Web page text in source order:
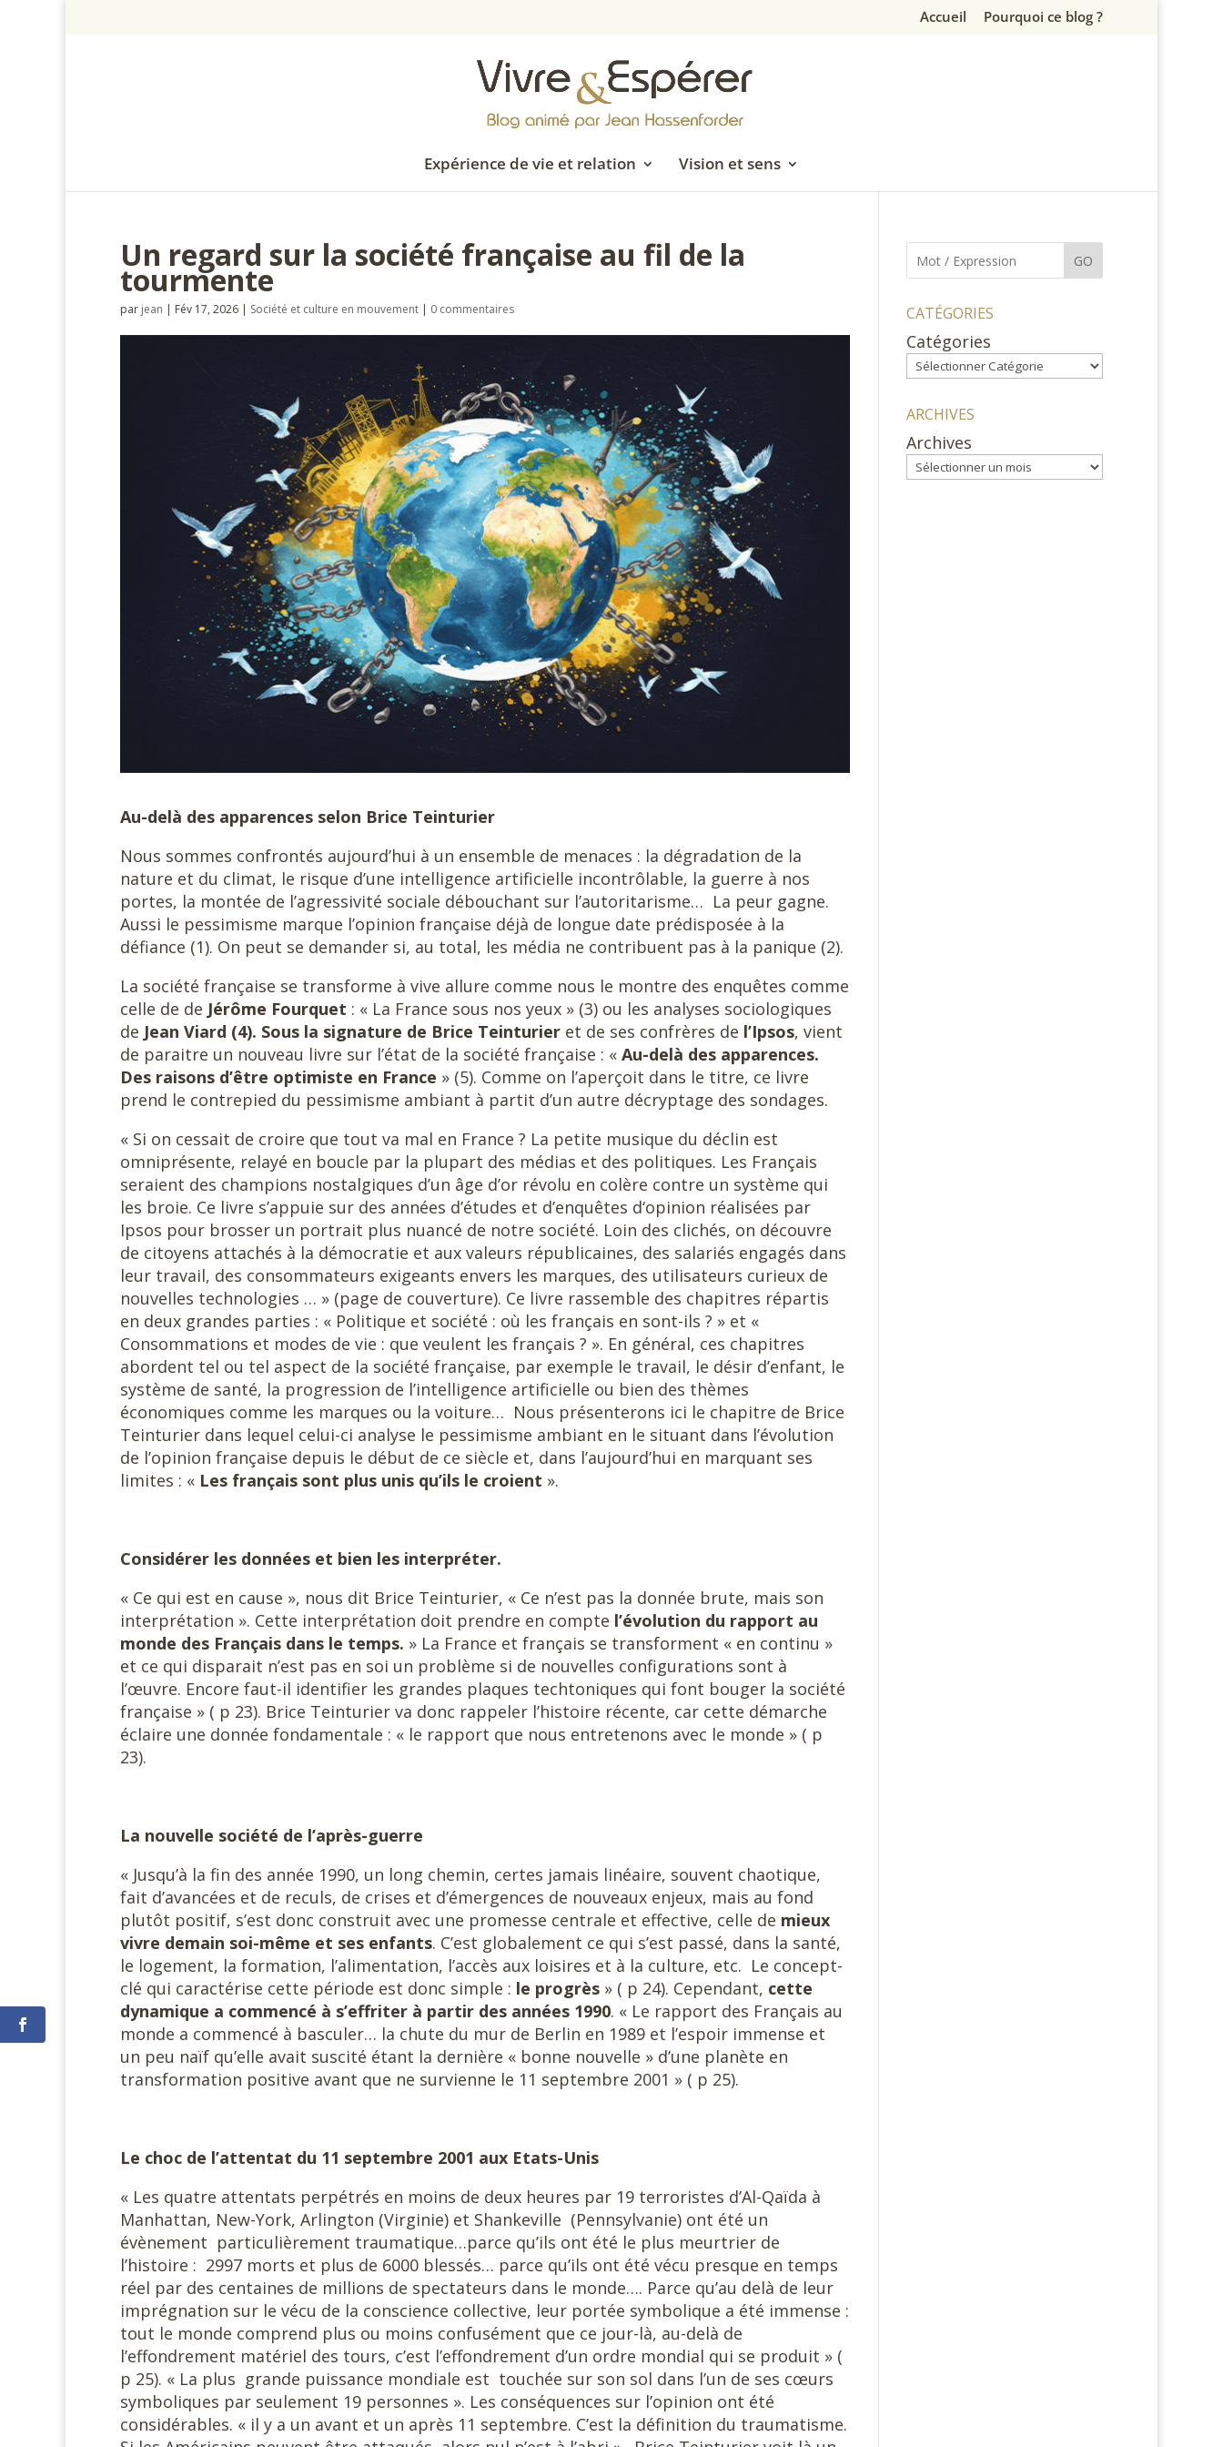
Accueil Pourquoi ce blog ?
Expérience de vie et relation Vision et sens
Un regard sur la société française au fil de la
tourmente
par jean | Fév 17, 2026 | Société et culture en mouvement | 0 commentaires
Au-delà des apparences selon Brice Teinturier
Nous sommes confrontés aujourd’hui à un ensemble de menaces : la dégradation de la
nature et du climat, le risque d’une intelligence artificielle incontrôlable, la guerre à nos
portes, la montée de l’agressivité sociale débouchant sur l’autoritarisme… La peur gagne.
Aussi le pessimisme marque l’opinion française déjà de longue date prédisposée à la
défiance (1). On peut se demander si, au total, les média ne contribuent pas à la panique (2).
La société française se transforme à vive allure comme nous le montre des enquêtes comme
celle de de Jérôme Fourquet : « La France sous nos yeux » (3) ou les analyses sociologiques
de Jean Viard (4). Sous la signature de Brice Teinturier et de ses confrères de l’Ipsos, vient
de paraitre un nouveau livre sur l’état de la société française : « Au-delà des apparences.
Des raisons d’être optimiste en France » (5). Comme on l’aperçoit dans le titre, ce livre
prend le contrepied du pessimisme ambiant à partit d’un autre décryptage des sondages.
« Si on cessait de croire que tout va mal en France ? La petite musique du déclin est
omniprésente, relayé en boucle par la plupart des médias et des politiques. Les Français
seraient des champions nostalgiques d’un âge d’or révolu en colère contre un système qui
les broie. Ce livre s’appuie sur des années d’études et d’enquêtes d‘opinion réalisées par
Ipsos pour brosser un portrait plus nuancé de notre société. Loin des clichés, on découvre
de citoyens attachés à la démocratie et aux valeurs républicaines, des salariés engagés dans
leur travail, des consommateurs exigeants envers les marques, des utilisateurs curieux de
nouvelles technologies … » (page de couverture). Ce livre rassemble des chapitres répartis
en deux grandes parties : « Politique et société : où les français en sont-ils ? » et «
Consommations et modes de vie : que veulent les français ? ». En général, ces chapitres
abordent tel ou tel aspect de la société française, par exemple le travail, le désir d’enfant, le
système de santé, la progression de l’intelligence artificielle ou bien des thèmes
économiques comme les marques ou la voiture… Nous présenterons ici le chapitre de Brice
Teinturier dans lequel celui-ci analyse le pessimisme ambiant en le situant dans l’évolution
de l’opinion française depuis le début de ce siècle et, dans l’aujourd’hui en marquant ses
limites : « Les français sont plus unis qu’ils le croient ».
Considérer les données et bien les interpréter.
« Ce qui est en cause », nous dit Brice Teinturier, « Ce n’est pas la donnée brute, mais son
interprétation ». Cette interprétation doit prendre en compte l’évolution du rapport au
monde des Français dans le temps. » La France et français se transforment « en continu »
et ce qui disparait n’est pas en soi un problème si de nouvelles configurations sont à
l’œuvre. Encore faut-il identifier les grandes plaques techtoniques qui font bouger la société
française » ( p 23). Brice Teinturier va donc rappeler l’histoire récente, car cette démarche
éclaire une donnée fondamentale : « le rapport que nous entretenons avec le monde » ( p
23).
La nouvelle société de l’après-guerre
« Jusqu’à la fin des année 1990, un long chemin, certes jamais linéaire, souvent chaotique,
fait d’avancées et de reculs, de crises et d’émergences de nouveaux enjeux, mais au fond
plutôt positif, s’est donc construit avec une promesse centrale et effective, celle de mieux
vivre demain soi-même et ses enfants. C’est globalement ce qui s’est passé, dans la santé,
le logement, la formation, l’alimentation, l’accès aux loisires et à la culture, etc. Le concept-
clé qui caractérise cette période est donc simple : le progrès » ( p 24). Cependant, cette
dynamique a commencé à s’effriter à partir des années 1990. « Le rapport des Français au
monde a commencé à basculer… la chute du mur de Berlin en 1989 et l’espoir immense et
un peu naïf qu’elle avait suscité étant la dernière « bonne nouvelle » d’une planète en
transformation positive avant que ne survienne le 11 septembre 2001 » ( p 25).
Le choc de l’attentat du 11 septembre 2001 aux Etats-Unis
« Les quatre attentats perpétrés en moins de deux heures par 19 terroristes d’Al-Qaïda à
Manhattan, New-York, Arlington (Virginie) et Shankeville (Pennsylvanie) ont été un
évènement particulièrement traumatique…parce qu’ils ont été le plus meurtrier de
l’histoire : 2997 morts et plus de 6000 blessés… parce qu’ils ont été vécu presque en temps
réel par des centaines de millions de spectateurs dans le monde…. Parce qu’au delà de leur
imprégnation sur le vécu de la conscience collective, leur portée symbolique a été immense :
tout le monde comprend plus ou moins confusément que ce jour-là, au-delà de
l’effondrement matériel des tours, c’est l’effondrement d’un ordre mondial qui se produit » (
p 25). « La plus grande puissance mondiale est touchée sur son sol dans l’un de ses cœurs
symboliques par seulement 19 personnes ». Les conséquences sur l’opinion ont été
considérables. « il y a un avant et un après 11 septembre. C’est la définition du traumatisme.
GO
CATÉGORIES
Catégories
ARCHIVES
Archives